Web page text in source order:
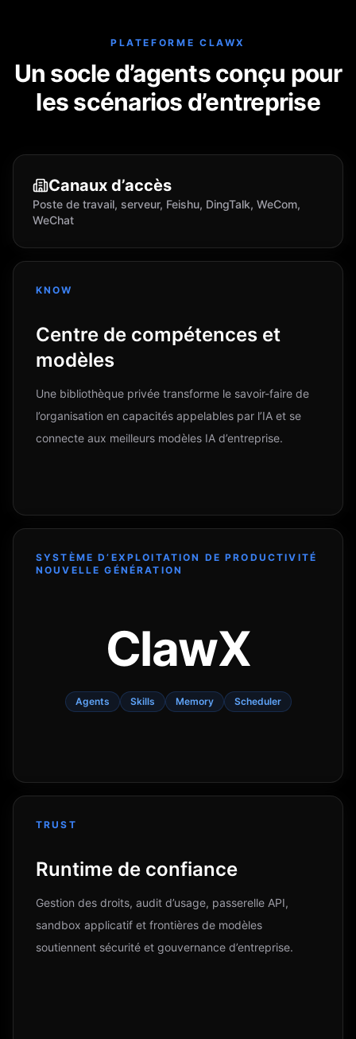
PLATEFORME CLAWX
Un socle d’agents conçu pour
les scénarios d’entreprise
Canaux d’accès
Poste de travail, serveur, Feishu, DingTalk, WeCom,
WeChat
KNOW
Centre de compétences et
modèles
Une bibliothèque privée transforme le savoir-faire de
l’organisation en capacités appelables par l’IA et se
connecte aux meilleurs modèles IA d’entreprise.
SYSTÈME D’EXPLOITATION DE PRODUCTIVITÉ
NOUVELLE GÉNÉRATION
ClawX
Agents Skills Memory Scheduler
TRUST
Runtime de confiance
Gestion des droits, audit d’usage, passerelle API,
sandbox applicatif et frontières de modèles
soutiennent sécurité et gouvernance d’entreprise.